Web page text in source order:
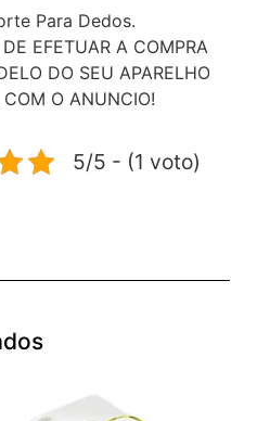
Para Dedos.
EFETUAR A COMPRA
DO SEU APARELHO
O ANUNCIO!
5/5 - (1 voto)